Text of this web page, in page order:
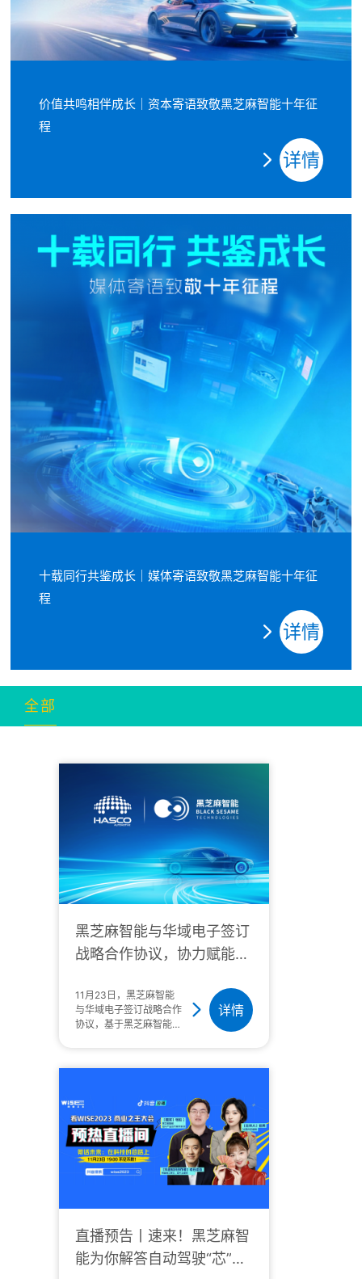
价值共鸣相伴成长｜资本寄语致敬黑芝麻智能十年征
程
详情
十载同行共鉴成长｜媒体寄语致敬黑芝麻智能十年征
程
详情
全部
黑芝麻智能与华域电子签订
战略合作协议，协力赋能智
11月23日，黑芝麻智能
与华域电子签订战略合作
协议，基于黑芝麻智能华
芝麻智能与华域电子签订
A1000系列芯片共同打
造高性价比的行泊一体自
动驾驶域控平台。黑芝麻
智能联合创始人兼总裁刘
卫红、华域汽车电子分公
司总经理谢斌及双方多位
详情
直播预告丨速来！黑芝麻智
能为你解答自动驾驶“芯”路